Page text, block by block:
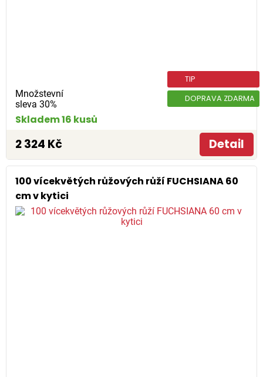
Množstevní
sleva 30%
TIP
DOPRAVA ZDARMA
Skladem 16 kusů
2 324 Kč Detail
100 vícekvětých růžových růží FUCHSIANA 60
cm v kytici